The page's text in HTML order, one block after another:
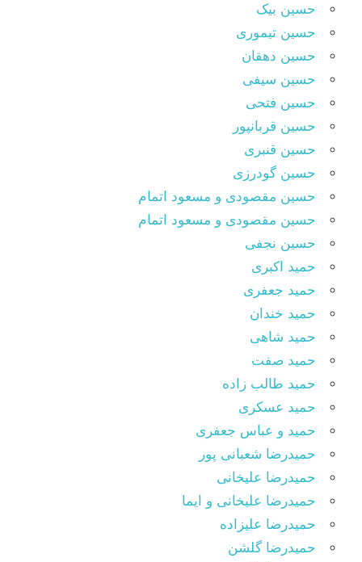
حسین بیک
حسین تیموری
حسین دهقان
حسین سیفی
حسین فتحی
حسین قربانپور
حسین قنبری
حسین گودرزی
حسین مقصودى و مسعود اتمام
حسین مقصودی و مسعود اتمام
حسین نجفی
حمید اکبری
حمید جعفری
حمید خندان
حمید شاهی
حمید صفت
حمید طالب زاده
حمید عسکری
حمید و عباس جعفری
حمیدرضا شعبانی پور
حمیدرضا علیخانی
حمیدرضا علیخانی و ایما
حمیدرضا علیزاده
حمیدرضا گلشن